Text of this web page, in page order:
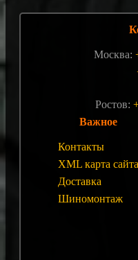
Москва:
Ростов:
Важное
Контакты
XML карта сайта
Доставка
Шиномонтаж